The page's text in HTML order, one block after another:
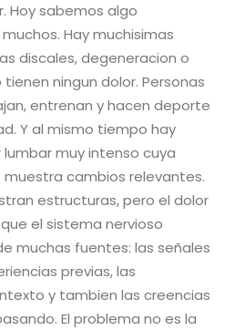
Hoy sabemos algo
Hay muchisimas
discales, degeneracion o
ningun dolor. Personas
entrenan y hacen deporte
Y al mismo tiempo hay
muy intenso cuya
cambios relevantes.
estructuras, pero el dolor
el sistema nervioso
muchas fuentes: las señales
previas, las
y tambien las creencias
El problema no es la